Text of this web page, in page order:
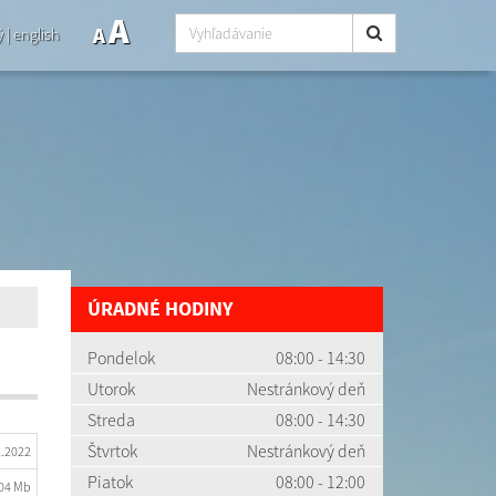
| english AA
Mb
ÚRADNÉ HODINY
Pondelok
08:00 - 14:30
Utorok
Nestránkový deň
Streda
08:00 - 14:30
Štvrtok
Nestránkový deň
Piatok
08:00 - 12:00